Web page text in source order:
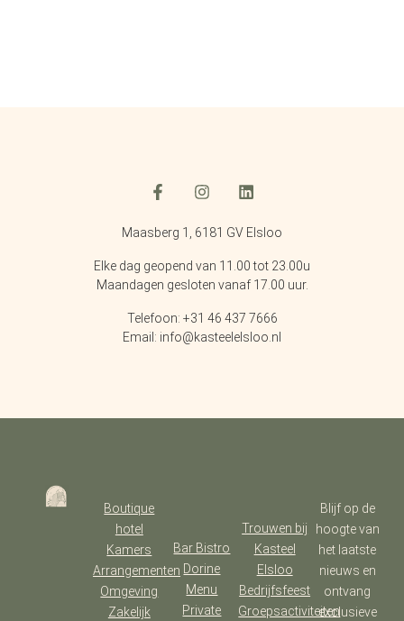
Maasberg 1, 6181 GV Elsloo
Elke dag geopend van 11.00 tot 23.00u
Maandagen gesloten vanaf 17.00 uur.
Telefoon: +31 46 437 7666
Email: info@kasteelelsloo.nl
Boutique
hotel
Kamers
Arrangementen
Omgeving
Zakelijk
Bar Bistro
Dorine
Menu
Private
Trouwen bij
Kasteel
Elsloo
Bedrijfsfeest
Groepsactiviteiten
Blijf op de
hoogte van
het laatste
nieuws en
ontvang
exclusieve